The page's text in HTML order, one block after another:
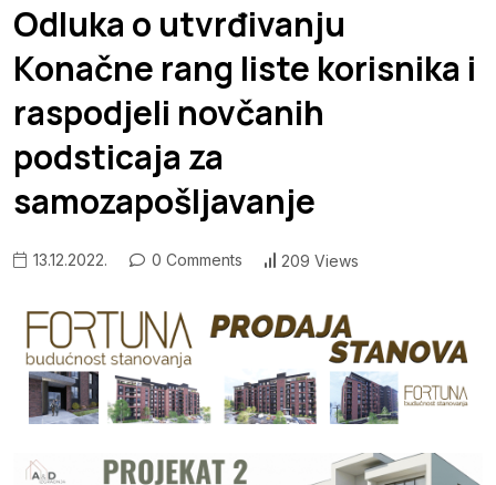
Odluka o utvrđivanju
Konačne rang liste korisnika i
raspodjeli novčanih
podsticaja za
samozapošljavanje
13.12.2022. 0 Comments 209 Views